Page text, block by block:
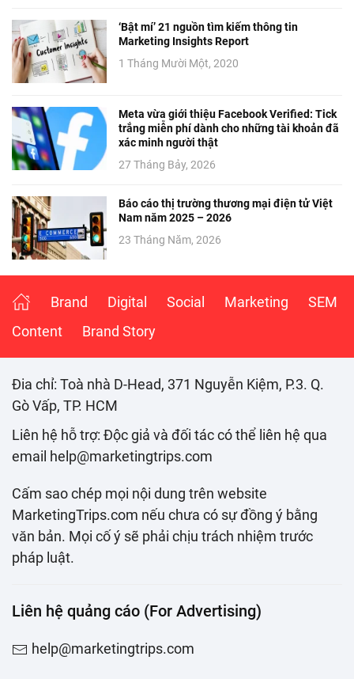
‘Bật mí’ 21 nguồn tìm kiếm thông tin
Marketing Insights Report
1 Tháng Mười Một, 2020
Meta vừa giới thiệu Facebook Verified: Tick
trắng miễn phí dành cho những tài khoản đã
xác minh người thật
27 Tháng Bảy, 2026
Báo cáo thị trường thương mại điện tử Việt
Nam năm 2025 – 2026
23 Tháng Năm, 2026
Brand Digital Social Marketing
SEM
Content
Brand Story
Đia chỉ: Toà nhà D-Head, 371 Nguyễn Kiệm, P.3. Q.
Gò Vấp, TP. HCM
Liên hệ hỗ trợ: Độc giả và đối tác có thể liên hệ qua
email help@marketingtrips.com
Cấm sao chép mọi nội dung trên website
MarketingTrips.com nếu chưa có sự đồng ý bằng
văn bản. Mọi cố ý sẽ phải chịu trách nhiệm trước
pháp luật.
Liên hệ quảng cáo (For Advertising)
help@marketingtrips.com